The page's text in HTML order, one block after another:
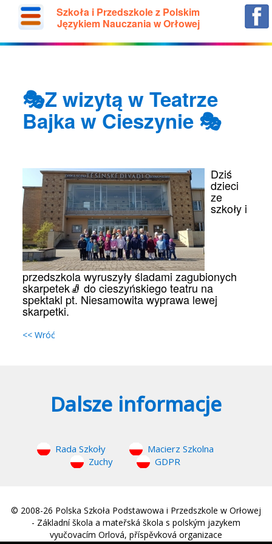
Szkoła i Przedszkole z Polskim
Językiem Nauczania w Orłowej
🎭Z wizytą w Teatrze
Bajka w Cieszynie 🎭
Dziś
dzieci
ze
szkoły i
przedszkola wyruszyły śladami zagubionych
skarpetek🧦 do cieszyńskiego teatru na
spektakl pt. Niesamowita wyprawa lewej
skarpetki.
<< Wróć
Dalsze informacje
Rada Szkoły
Macierz Szkolna
Zuchy
GDPR
© 2008-26 Polska Szkoła Podstawowa i Przedszkole w Orłowej
- Základní škola a mateřská škola s polským jazykem
vyučovacím Orlová, příspěvková organizace